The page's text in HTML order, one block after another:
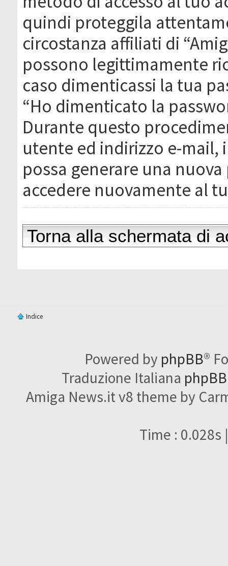
quindi proteggila
circostanza affiliati di
possono legittimamente
caso dimenticassi la tua
“Ho dimenticato la
Durante questo
utente ed indirizzo e-mail,
possa generare una
accedere nuovamente al
Torna alla schermata di
Indice
Powered by phpBB®
Traduzione Italiana
Amiga News.it v8 theme by
Time : 0.028s